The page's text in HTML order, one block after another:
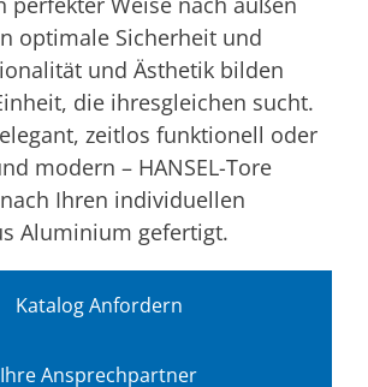
optimale Sicherheit und
und Ästhetik bilden
die ihresgleichen sucht.
zeitlos funktionell oder
modern – HANSEL-Tore
Ihren individuellen
Aluminium gefertigt.
Katalog Anfordern
Ihre Ansprechpartner